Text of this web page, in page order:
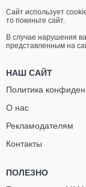
Сайт использует
то покиньте сайт.
В случае нарушения
представленным на
НАШ САЙТ
Политика
О нас
Рекламодателям
Контакты
ПОЛЕЗНО